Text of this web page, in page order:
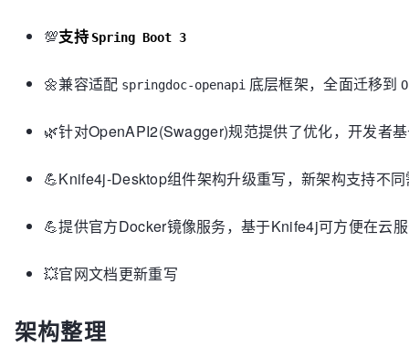
💯支持 Spring Boot 3
🌼兼容适配 springdoc-openapi 底层框架，全面迁移到
🌿针对OpenAPI2(Swagger)规范提供了优化，开发者
💪Knife4j-Desktop组件架构升级重写，新架构支持不
💪提供官方Docker镜像服务，基于Knife4j可方便在云
💥官网文档更新重写
架构整理